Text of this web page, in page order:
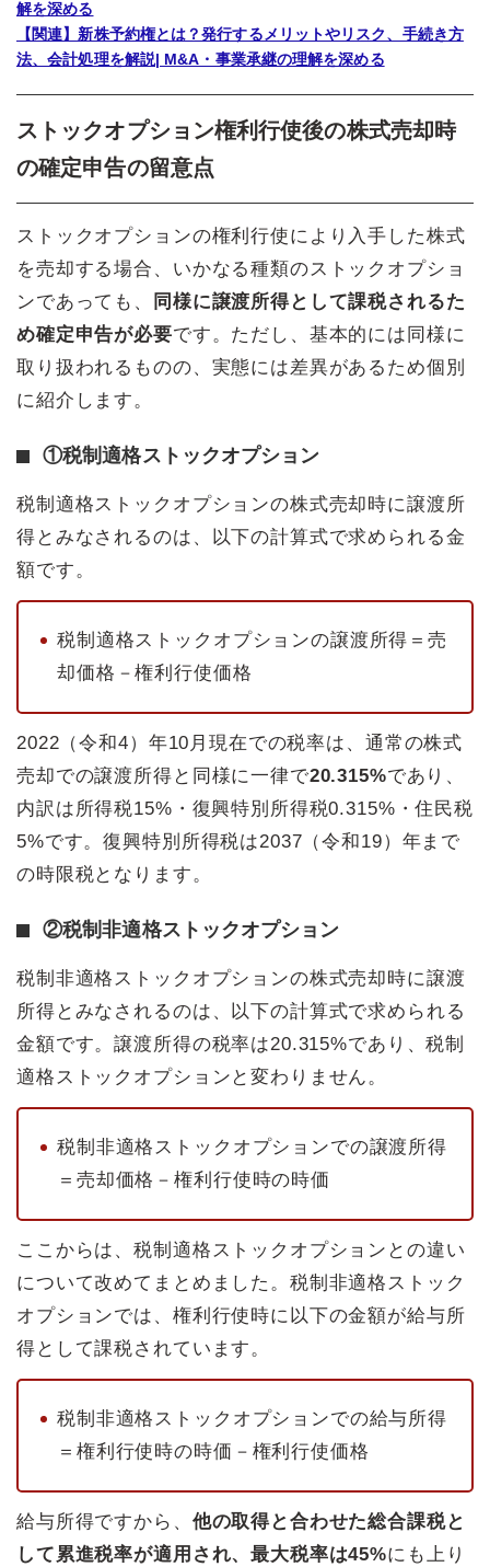
解を深める
【関連】新株予約権とは？発行するメリットやリスク、手続き方
法、会計処理を解説| M&A・事業承継の理解を深める
ストックオプション権利行使後の株式売却時
の確定申告の留意点
ストックオプションの権利行使により入手した株式
を売却する場合、いかなる種類のストックオプショ
ンであっても、
同様に譲渡所得として課税されるた
め確定申告が必要です。ただし、基本的には同様に
取り扱われるものの、実態には差異があるため個別
に紹介します。
①税制適格ストックオプション
税制適格ストックオプションの株式売却時に譲渡所
得とみなされるのは、以下の計算式で求められる金
額です。
税制適格ストックオプションの譲渡所得＝売
却価格－権利行使価格
2022（令和4）年10月現在での税率は、通常の株式
売却での譲渡所得と同様に一律で20.315%であり、
内訳は所得税15%・復興特別所得税0.315%・住民税
5%です。復興特別所得税は2037（令和19）年まで
の時限税となります。
②税制非適格ストックオプション
税制非適格ストックオプションの株式売却時に譲渡
所得とみなされるのは、以下の計算式で求められる
金額です。譲渡所得の税率は20.315%であり、税制
適格ストックオプションと変わりません。
税制非適格ストックオプションでの譲渡所得
＝売却価格－権利行使時の時価
ここからは、税制適格ストックオプションとの違い
について改めてまとめました。税制非適格ストック
オプションでは、権利行使時に以下の金額が給与所
得として課税されています。
税制非適格ストックオプションでの給与所得
＝権利行使時の時価－権利行使価格
給与所得ですから、 他の取得と合わせた総合課税と
して累進税率が適用され、最大税率は45%にも上り